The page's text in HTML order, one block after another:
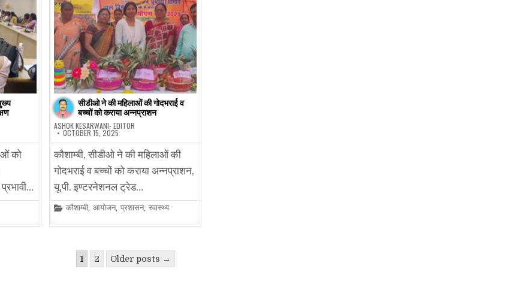
को
सीडीओ ने की महिलाओं की गोदभराई व
बच्चों को कराया अन्नप्राशन
ASHOK KESARWANI- EDITOR
OCTOBER 15, 2025
कौशाम्बी, सीडीओ ने की महिलाओं की
गोदभराई व बच्चों को कराया अन्नप्राशन,
यू.पी. इण्टरनेशनल ट्रेड…
Posted
कौशाम्बी,आयोजन,प्रशासन,स्वास्थ्य
1 2 Older posts →